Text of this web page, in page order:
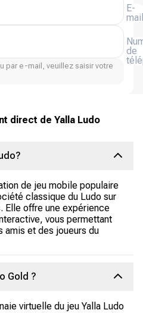
E-
mail
de
par e-mail, veuillez saisir votre
direct de Yalla Ludo
de jeu mobile populaire
classique du Ludo sur
Elle offre une expérience
vous permettant
amis et des joueurs du
Gold ?
virtuelle du jeu Yalla Ludo